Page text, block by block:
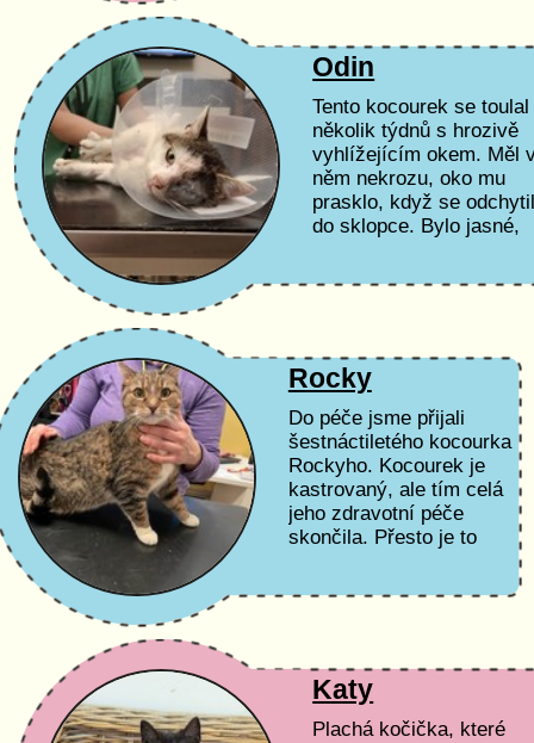
Odin
Tento kocourek se toulal
několik týdnů s hrozivě
vyhlížejícím okem. Měl
něm nekrozu, oko mu
prasklo, když se
do sklopce. Bylo jasné,
Rocky
Do péče jsme přijali
šestnáctiletého kocourka
Rockyho. Kocourek je
kastrovaný, ale tím celá
jeho zdravotní péče
skončila. Přesto je to
Katy
Plachá kočička, které